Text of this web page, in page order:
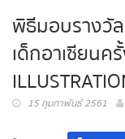
พิธีมอบรางวั
เด็กอาเซียนค
15 กุมภาพันธ์ 2561